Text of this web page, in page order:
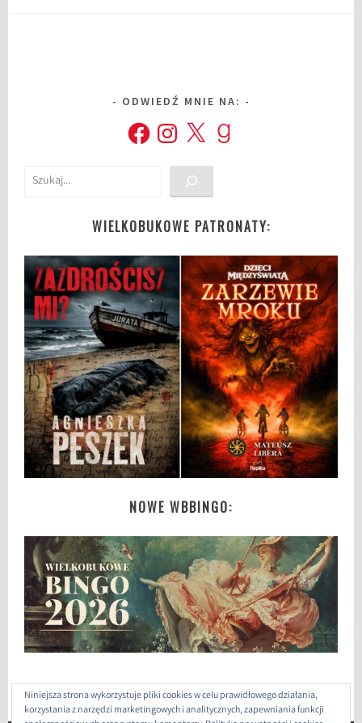
ODWIEDŹ MNIE NA:
FacebookInstagram
X Goodreads
Szukaj
WIELKOBUKOWE PATRONATY:
NOWE WBBINGO:
Niniejsza strona wykorzystuje pliki cookies w celu prawidłowego działania,
korzystania z narzędzi marketingowych i analitycznych, zapewniania funkcji